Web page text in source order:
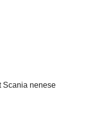
Scania nenese